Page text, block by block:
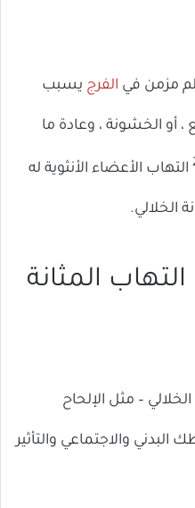
مزمن في الفرج يسبب
، أو الخشونة ، وعادة ما
التهاب الأعضاء الأنثوية له
الخلالي.
المثانة
– مثل الإلحاح
البدني والاجتماعي والتأثير